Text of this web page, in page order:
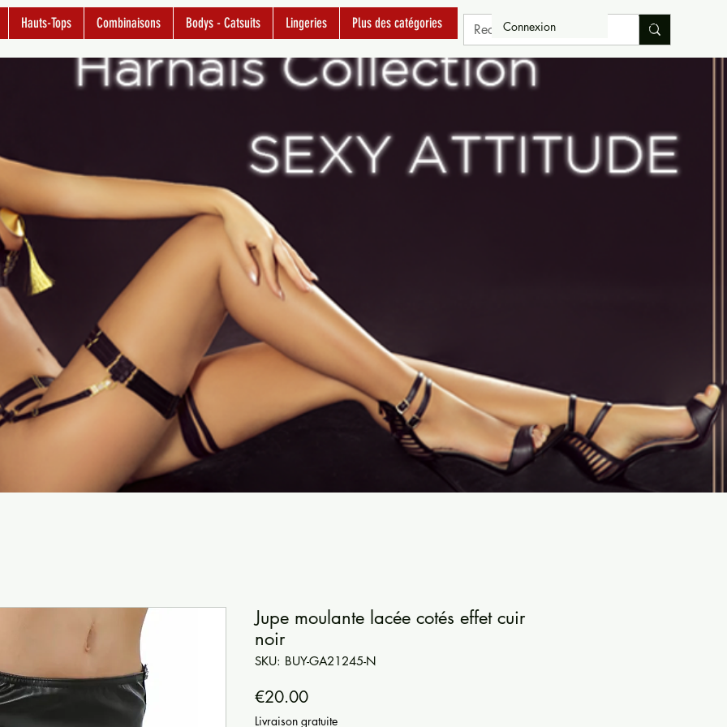
Hauts-Tops Combinaisons Bodys - Catsuits Lingeries Plus des catégories Connexion
Jupe moulante lacée cotés effet cuir
noir
SKU: BUY-GA21245-N
€20.00Price
Livraison gratuite